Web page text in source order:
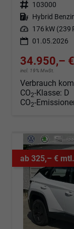
Fahrzeugnr. 103000
Kraftstoff Hybrid
Leistung 176 kW (239
01.05.2026
34.950,– €
incl. 19% MwSt.
Verbrauch
CO2-Klasse: D
CO2-
ab 325,– € mtl.